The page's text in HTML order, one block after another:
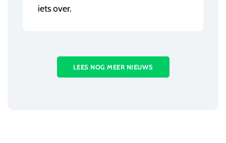
iets over.
LEES NOG MEER NIEUWS